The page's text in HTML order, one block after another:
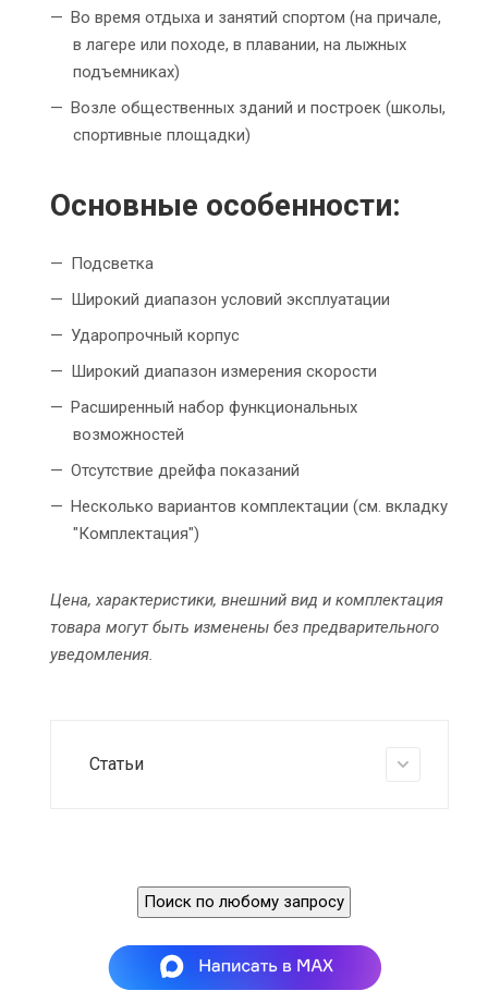
Во время отдыха и занятий спортом (на причале,
в лагере или походе, в плавании, на лыжных
подъемниках)
Возле общественных зданий и построек (школы,
спортивные площадки)
Основные особенности:
Подсветка
Широкий диапазон условий эксплуатации
Ударопрочный корпус
Широкий диапазон измерения скорости
Расширенный набор функциональных
возможностей
Отсутствие дрейфа показаний
Несколько вариантов комплектации (см. вкладку
"Комплектация")
Цена, характеристики, внешний вид и комплектация
товара могут быть изменены без предварительного
уведомления.
Статьи
Поиск по любому запросу